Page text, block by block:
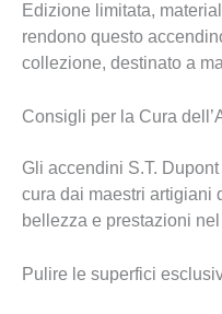
Edizione limitata,
rendono questo
collezione, destinato a
Consigli per la Cura
Gli accendini S.T.
cura dai maestri artigiani
bellezza e prestazioni
Pulire le superfici